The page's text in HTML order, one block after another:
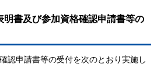
明書及び参加資格確認申請書等の
認申請書等の受付を次のとおり実施し